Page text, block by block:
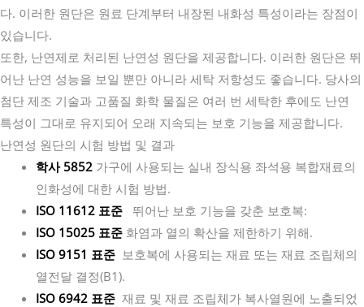
다. 이러한 원단은 원료 단계부터 내장된 내화성 특성이라는 장점이
있습니다.
또한, 난연제로 처리된 난연성 원단을 제공합니다. 이러한 원단은 뛰
어난 난연 성능을 보일 뿐만 아니라 세탁 저항성도 좋습니다. 당사의
첨단 제조 기술과 고품질 화학 물질은 여러 번 세탁한 후에도 난연
특성이 그대로 유지되어 오래 지속되는 보호 기능을 제공합니다.
난연성 원단의 시험 방법 및 결과
학사 5852가구에 사용되는 실내 장식용 좌석용 복합재료의
인화성에 대한 시험 방법.
ISO 11612 표준
뛰어난 보호 기능을 갖춘 보호복:
ISO 15025 표준화염과 열의 확산을 제한하기 위해.
ISO 9151 표준보호복에 사용되는 재료 또는 재료 조립체의
열전달 결정(B1).
ISO 6942 표준재료 및 재료 조립체가 복사열원에 노출되었